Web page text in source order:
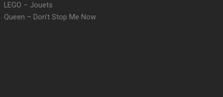
LEGO – Jouets
Queen – Don’t Stop Me Now